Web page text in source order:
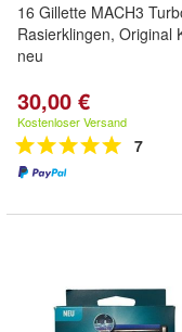
16 Gillette MACH3
Rasierklingen, Original
neu
30,00 €
Kostenloser Versand
7